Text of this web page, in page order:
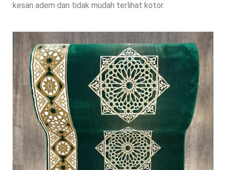
kesan adem dan tidak mudah terlihat kotor.